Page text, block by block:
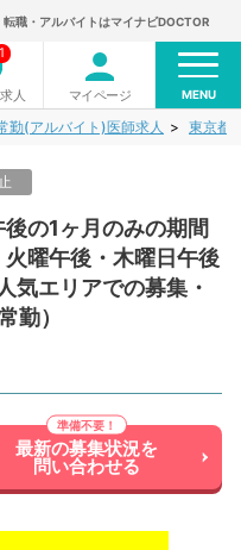
転職・アルバイトはマイナビDOCTOR
人
1
マイページ MENU
勤(アルバイト)医師求人 東京都
後の1ヶ月のみの期間
曜午後・木曜日午後
気エリアでの募集・
勤）
最新の募集状況を
問い合わせる